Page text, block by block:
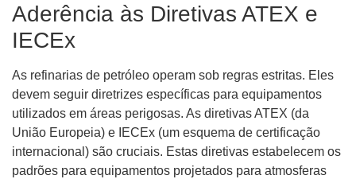
Aderência às Diretivas ATEX e
IECEx
As refinarias de petróleo operam sob regras estritas. Eles
devem seguir diretrizes específicas para equipamentos
utilizados em áreas perigosas. As diretivas ATEX (da
União Europeia) e IECEx (um esquema de certificação
internacional) são cruciais. Estas diretivas estabelecem os
padrões para equipamentos projetados para atmosferas